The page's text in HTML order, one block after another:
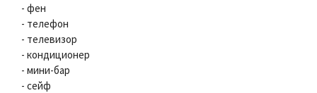
- фен
- телефон
- телевизор
- кондиционер
- мини-бар
- сейф